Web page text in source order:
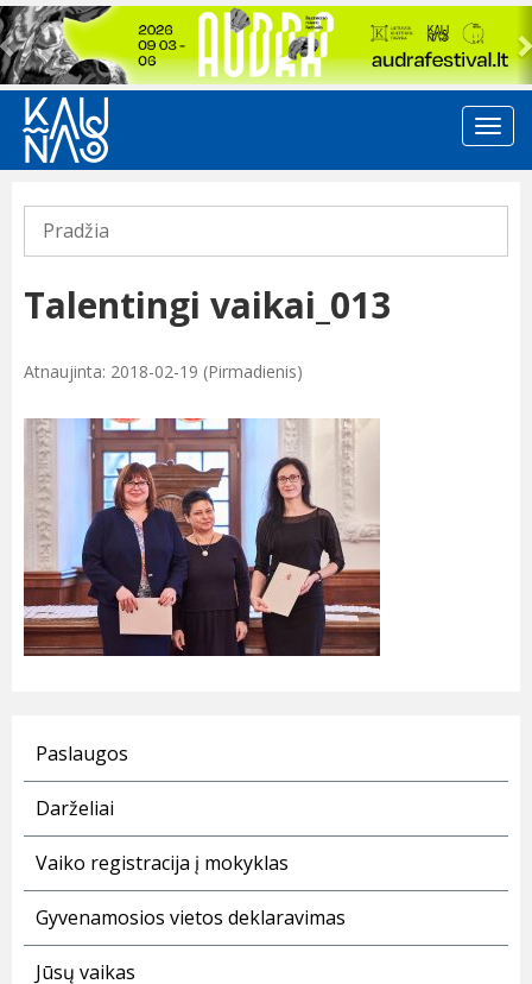
Previous
Pradžia
Talentingi vaikai_013
Atnaujinta: 2018-02-19 (Pirmadienis)
Paslaugos
Darželiai
Vaiko registracija į mokyklas
Gyvenamosios vietos deklaravimas
Jūsų vaikas